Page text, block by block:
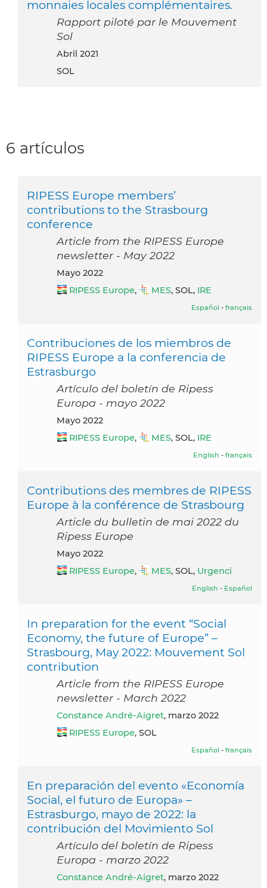
monnaies locales complémentaires.
Rapport piloté par le Mouvement
Sol
abril 2021
SOL
6 artículos
RIPESS Europe members’
contributions to the Strasbourg
conference
Article from the RIPESS Europe
newsletter - May 2022
mayo 2022
RIPESS Europe, MES, SOL, IRE
Español - français
Contribuciones de los miembros de
RIPESS Europe a la conferencia de
Estrasburgo
Artículo del boletín de Ripess
Europa - mayo 2022
mayo 2022
RIPESS Europe, MES, SOL, IRE
English - français
Contributions des membres de RIPESS
Europe à la conférence de Strasbourg
Article du bulletin de mai 2022 du
Ripess Europe
mayo 2022
RIPESS Europe, MES, SOL, Urgenci
English - Español
In preparation for the event “Social
Economy, the future of Europe” –
Strasbourg, May 2022: Mouvement Sol
contribution
Article from the RIPESS Europe
newsletter - March 2022
Constance André-Aigret, marzo 2022
RIPESS Europe, SOL
Español - français
En preparación del evento «Economía
Social, el futuro de Europa» –
Estrasburgo, mayo de 2022: la
contribución del Movimiento Sol
Artículo del boletín de Ripess
Europa - marzo 2022
Constance André-Aigret, marzo 2022